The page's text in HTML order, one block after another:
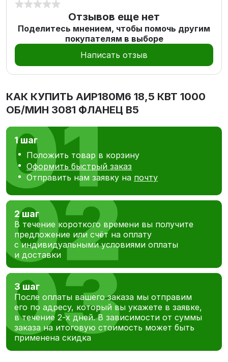
Отзывов еще нет
Поделитесь мнением, чтобы помочь другим
покупателям в выборе
Написать отзыв
КАК КУПИТЬ АИР180М6 18,5 КВТ 1000
ОБ/МИН 3081 ФЛАНЕЦ В5
1 шаг
Положить товар в корзину
Оформить быстрый заказ
Отправить нам заявку на почту
2 шаг
В течение короткого времени вы получите
предложение или счёт на оплату
с индивидуальными условиями оплаты
и доставки
3 шаг
После оплаты вашего заказа мы отправим
его по адресу, который вы укажете в заявке,
в течение 2-х дней. В зависимости от суммы
заказа на итоговую стоимость может быть
применена скидка